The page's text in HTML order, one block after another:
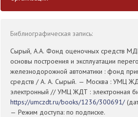
Библиографическая запись:
Сырый, А.А. Фонд оценочных средств
основы построения и эксплуатации
железнодорожной автоматики : фонд
средств / А. А. Сырый. — Москва : УМЦ
электронный // УМЦ ЖДТ : электронная
https://umczdt.ru/books/1236/300691/
— Режим доступа: по подписке.